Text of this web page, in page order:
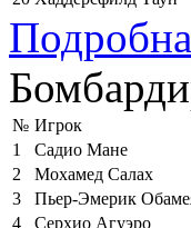
№ Игрок
1
Садио Мане
2
Мохамед Салах
3
Пьер-Эмерик
4
Серхио Агуэро